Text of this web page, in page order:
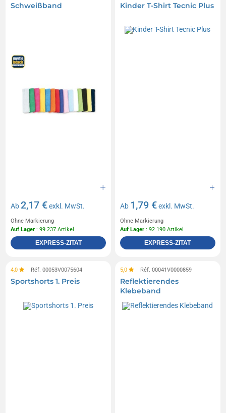
Schweißband
Ab2,17 €exkl. MwSt.
Ohne Markierung
Auf Lager : 99 237 Artikel
EXPRESS-ZITAT
Kinder T-Shirt Tecnic Plus
Ab 1,79 €exkl. MwSt.
Ohne Markierung
Auf Lager : 92 190 Artikel
EXPRESS-ZITAT
4,0 Réf. 00053V0075604
Sportshorts 1. Preis
5,0 Réf. 00041V0000859
Reflektierendes
Klebeband